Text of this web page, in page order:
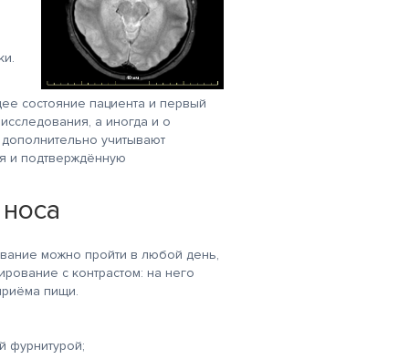
состояние пациента и первый
а иногда и о
учитывают
и подтверждённую
можно пройти в любой день,
с контрастом: на него
пищи.
фурнитурой;